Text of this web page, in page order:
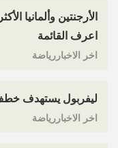
الأرجنتين وألمانيا
اعرف القائمة
اخر الاخباررياضة
ليفربول يستهدف
اخر الاخباررياضة